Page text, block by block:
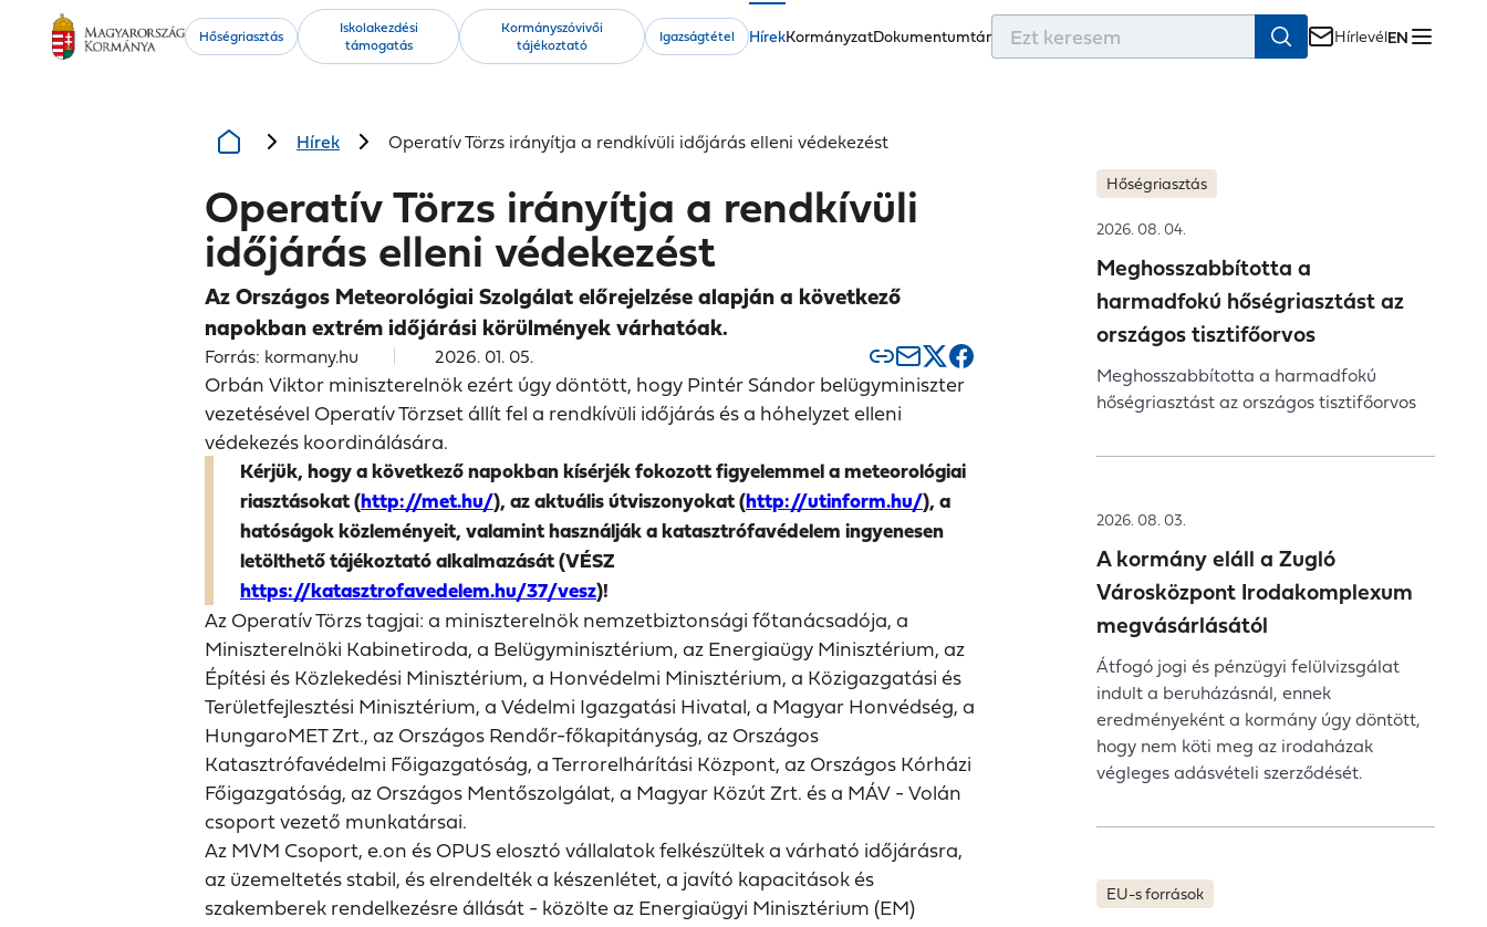
Kiemelt
tartalmak
Hőségriasztás
Iskolakezdési
támogatás
Kormányszóvivői
tájékoztató
Igazságtétel
Fő
HírekKormányzatDokumentumtár HírlevélEN
Hírek Operatív Törzs irányítja a rendkívüli időjárás elleni védekezést
Operatív Törzs irányítja a rendkívüli
időjárás elleni védekezést
Az Országos Meteorológiai Szolgálat előrejelzése alapján a következő
napokban extrém időjárási körülmények várhatóak.
Forrás: kormany.hu 2026. 01. 05.
Orbán Viktor miniszterelnök ezért úgy döntött, hogy Pintér Sándor belügyminiszter
vezetésével Operatív Törzset állít fel a rendkívüli időjárás és a hóhelyzet elleni
védekezés koordinálására.
Kérjük, hogy a következő napokban kísérjék fokozott figyelemmel a meteorológiai
riasztásokat (http://met.hu/), az aktuális útviszonyokat (http://utinform.hu/), a
hatóságok közleményeit, valamint használják a katasztrófavédelem ingyenesen
letölthető tájékoztató alkalmazását (VÉSZ
https://katasztrofavedelem.hu/37/vesz)!
Az Operatív Törzs tagjai: a miniszterelnök nemzetbiztonsági főtanácsadója, a
Miniszterelnöki Kabinetiroda, a Belügyminisztérium, az Energiaügy Minisztérium, az
Építési és Közlekedési Minisztérium, a Honvédelmi Minisztérium, a Közigazgatási és
Területfejlesztési Minisztérium, a Védelmi Igazgatási Hivatal, a Magyar Honvédség, a
HungaroMET Zrt., az Országos Rendőr-főkapitányság, az Országos
Katasztrófavédelmi Főigazgatóság, a Terrorelhárítási Központ, az Országos Kórházi
Főigazgatóság, az Országos Mentőszolgálat, a Magyar Közút Zrt. és a MÁV - Volán
csoport vezető munkatársai.
Az MVM Csoport, e.on és OPUS elosztó vállalatok felkészültek a várható időjárásra,
az üzemeltetés stabil, és elrendelték a készenlétet, a javító kapacitások és
szakemberek rendelkezésre állását - közölte az Energiaügyi Minisztérium (EM)
Hőségriasztás
2026. 08. 04.
Meghosszabbította a
harmadfokú hőségriasztást az
országos tisztifőorvos
Meghosszabbította a harmadfokú
hőségriasztást az országos tisztifőorvos
2026. 08. 03.
A kormány eláll a Zugló
Városközpont Irodakomplexum
megvásárlásától
Átfogó jogi és pénzügyi felülvizsgálat
indult a beruházásnál, ennek
eredményeként a kormány úgy döntött,
hogy nem köti meg az irodaházak
végleges adásvételi szerződését.
EU-s források